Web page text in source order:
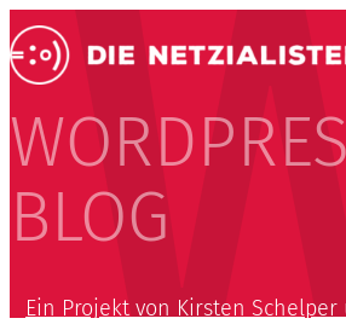
BLOG
Ein Projekt von Kirsten